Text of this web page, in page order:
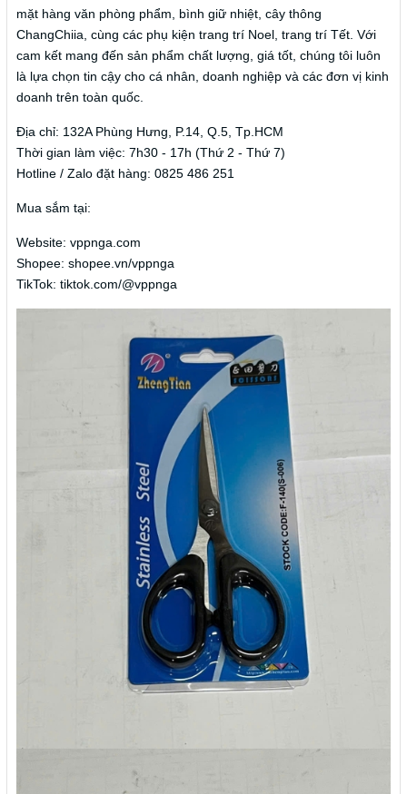
mặt hàng văn phòng phẩm, bình giữ nhiệt, cây thông
ChangChiia, cùng các phụ kiện trang trí Noel, trang trí Tết. Với
cam kết mang đến sản phẩm chất lượng, giá tốt, chúng tôi luôn
là lựa chọn tin cậy cho cá nhân, doanh nghiệp và các đơn vị kinh
doanh trên toàn quốc.
Địa chỉ: 132A Phùng Hưng, P.14, Q.5, Tp.HCM
Thời gian làm việc: 7h30 - 17h (Thứ 2 - Thứ 7)
Hotline / Zalo đặt hàng: 0825 486 251
Mua sắm tại:
Website: vppnga.com
Shopee: shopee.vn/vppnga
TikTok: tiktok.com/@vppnga